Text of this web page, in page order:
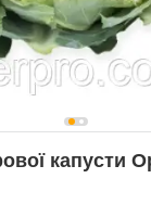
капусти